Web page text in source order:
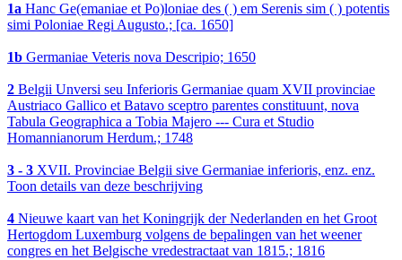
1a Hanc Ge(emaniae et Po)loniae des ( ) em Serenis sim ( ) potentis
simi Poloniae Regi Augusto.; [ca. 1650]
1b Germaniae Veteris nova Descripio; 1650
2 Belgii Unversi seu Inferioris Germaniae quam XVII provinciae
Austriaco Gallico et Batavo sceptro parentes constituunt, nova
Tabula Geographica a Tobia Majero --- Cura et Studio
Homannianorum Herdum.; 1748
3 - 3 XVII. Provinciae Belgii sive Germaniae inferioris, enz. enz.
Toon details van deze beschrijving
4 Nieuwe kaart van het Koningrijk der Nederlanden en het Groot
Hertogdom Luxemburg volgens de bepalingen van het weener
congres en het Belgische vredestractaat van 1815.; 1816